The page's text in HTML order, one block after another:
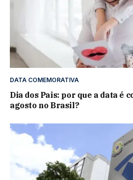
DATA COMEMORATIVA
Dia dos Pais: por que a data é
agosto no Brasil?